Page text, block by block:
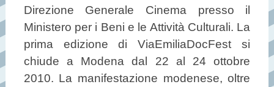
Direzione Generale Cinema presso il
Ministero per i Beni e le Attività Culturali. La
prima edizione di ViaEmiliaDocFest si
chiude a Modena dal 22 al 24 ottobre
2010. La manifestazione modenese, oltre